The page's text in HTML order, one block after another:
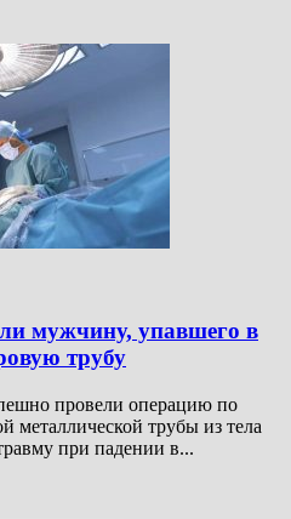
мужчину, упавшего в
трубу
провели операцию по
металлической трубы из тела
при падении в...